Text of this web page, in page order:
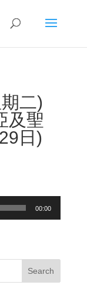
二)
及聖
日)
00:00